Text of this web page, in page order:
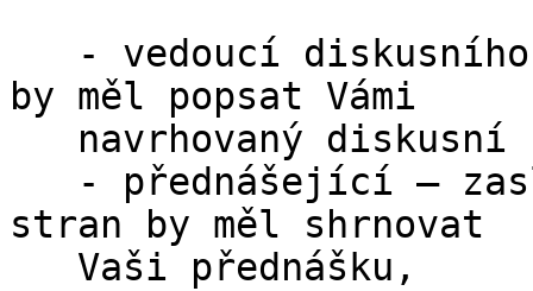
by měl popsat Vámi
stran by měl shrnovat